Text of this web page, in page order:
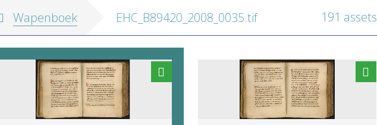
Wapenboek EHC_B89420_2008_0035.tif 191 assets